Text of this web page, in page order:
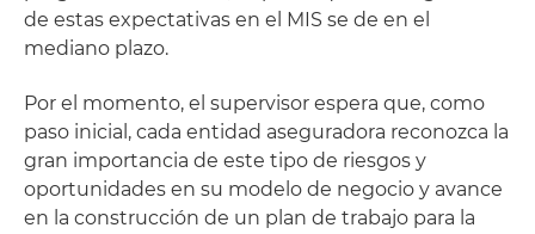
de estas expectativas en el MIS se de en el
mediano plazo.
Por el momento, el supervisor espera que, como
paso inicial, cada entidad aseguradora reconozca la
gran importancia de este tipo de riesgos y
oportunidades en su modelo de negocio y avance
en la construcción de un plan de trabajo para la